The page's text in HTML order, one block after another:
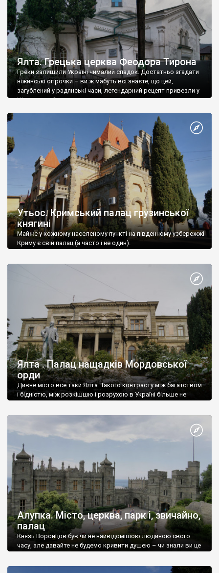
Ялта. Грецька церква Феодора Тирона
Греки залишили Україні чималий спадок. Достатньо згадати
ніжинські огірочки – ви ж мабуть всі знаєте, що цей,
загублений у радянські часи, легендарний рецепт привезли у
Ніжин греки?
Утьос. Кримський палац грузинської
княгині
Майже у кожному населеному пункті на південному узбережжі
Криму є свій палац (а часто і не один).
Ялта . Палац нащадків Мордовської
орди
Дивне місто все таки Ялта. Такого контрасту між багатством
і бідністю, між розкішшю і розрухою в Україні більше не
Алупка. Місто, церква, парк і, звичайно,
палац
Князь Воронцов був чи не найвідомішою людиною свого
часу, але давайте не будемо кривити душею – чи знали ви це